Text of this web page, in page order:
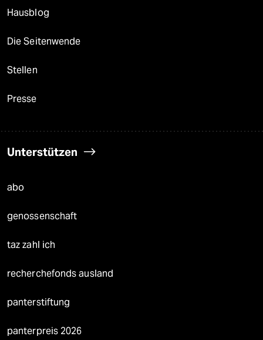
Hausblog
Die Seitenwende
Stellen
Presse
Unterstützen
abo
genossenschaft
taz zahl ich
recherchefonds ausland
panterstiftung
panterpreis 2026